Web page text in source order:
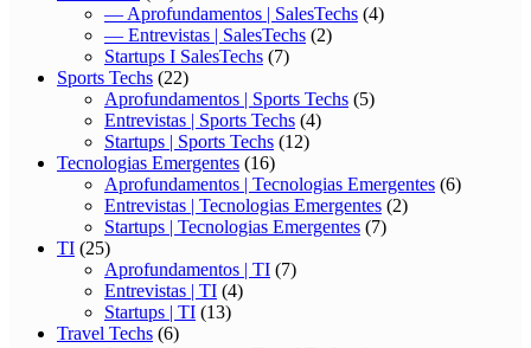
— Aprofundamentos | SalesTechs (4)
— Entrevistas | SalesTechs (2)
Startups I SalesTechs (7)
Sports Techs (22)
Aprofundamentos | Sports Techs (5)
Entrevistas | Sports Techs (4)
Startups | Sports Techs (12)
Tecnologias Emergentes (16)
Aprofundamentos | Tecnologias Emergentes (6)
Entrevistas | Tecnologias Emergentes (2)
Startups | Tecnologias Emergentes (7)
TI (25)
Aprofundamentos | TI (7)
Entrevistas | TI (4)
Startups | TI (13)
Travel Techs (6)